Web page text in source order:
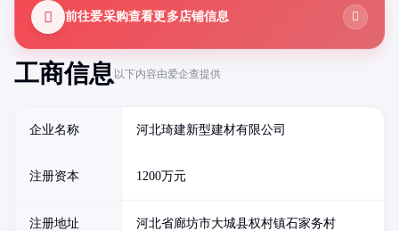
工商信息以下内容由爱企查提供
企业名称 河北琦建新型建材有限公司
注册资本 1200万元
注册地址 河北省廊坊市大城县权村镇石家务村
前往爱采购查看更多店铺信息